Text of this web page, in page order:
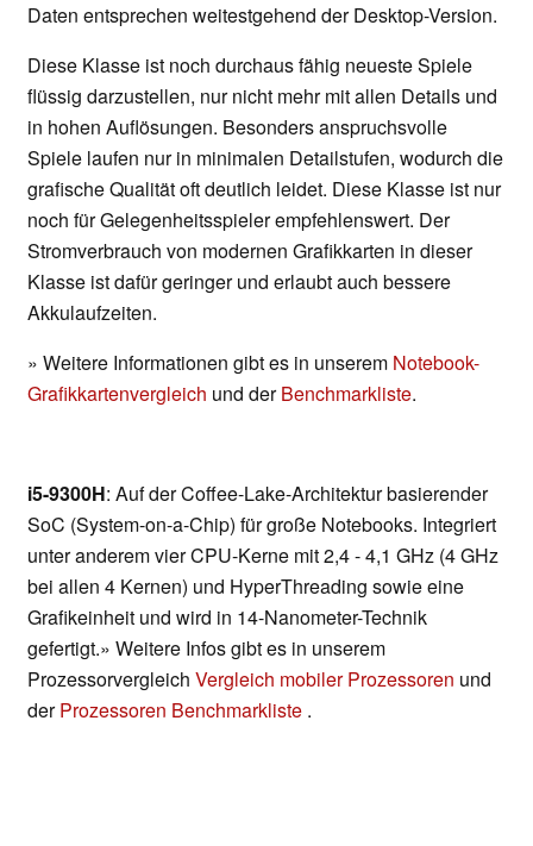
Daten entsprechen weitestgehend der Desktop-Version.
Diese Klasse ist noch durchaus fähig neueste Spiele
flüssig darzustellen, nur nicht mehr mit allen Details und
in hohen Auflösungen. Besonders anspruchsvolle
Spiele laufen nur in minimalen Detailstufen, wodurch die
grafische Qualität oft deutlich leidet. Diese Klasse ist nur
noch für Gelegenheitsspieler empfehlenswert. Der
Stromverbrauch von modernen Grafikkarten in dieser
Klasse ist dafür geringer und erlaubt auch bessere
Akkulaufzeiten.
» Weitere Informationen gibt es in unserem Notebook-
Grafikkartenvergleich und derBenchmarkliste.
i5-9300H: Auf der Coffee-Lake-Architektur basierender
SoC (System-on-a-Chip) für große Notebooks. Integriert
unter anderem vier CPU-Kerne mit 2,4 - 4,1 GHz (4 GHz
bei allen 4 Kernen) und HyperThreading sowie eine
Grafikeinheit und wird in 14-Nanometer-Technik
gefertigt.» Weitere Infos gibt es in unserem
Prozessorvergleich Vergleich mobiler Prozessoren und
derProzessoren Benchmarkliste .